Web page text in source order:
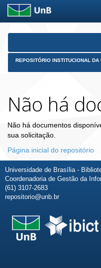
Skip
REPOSITÓRIO INSTITUCIONAL DA
Não há
Não há documentos
sua solicitação.
Página inicial do repositório
Universidade de Brasília -
Coordenadoria de Gestão da
(61) 3107-2683
repositorio@unb.br